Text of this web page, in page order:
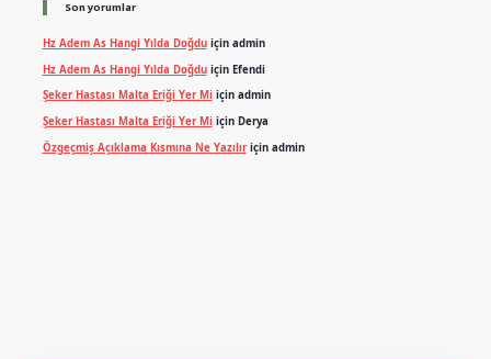
Son yorumlar
Hz Adem As Hangi Yılda Doğduiçin admin
Hz Adem As Hangi Yılda Doğduiçin Efendi
Şeker Hastası Malta Eriği Yer Miiçin admin
Şeker Hastası Malta Eriği Yer Miiçin Derya
Özgeçmiş Açıklama Kısmına Ne Yazılıriçin admin